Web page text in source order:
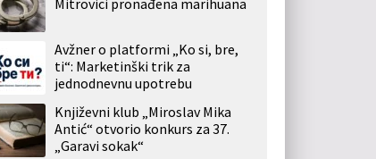
Mitrovici pronađena marihuana
Avžner o platformi „Ko si, bre,
ti“: Marketinški trik za
jednodnevnu upotrebu
Književni klub „Miroslav Mika
Antić“ otvorio konkurs za 37.
„Garavi sokak“